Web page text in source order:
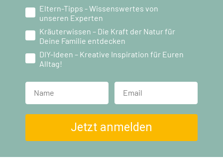
Eltern-Tipps - Wissenswertes von
unseren Experten
Kräuterwissen – Die Kraft der Natur für
Deine Familie entdecken
DIY-Ideen – Kreative Inspiration für Euren
Alltag!
Name
Jetzt anmelden